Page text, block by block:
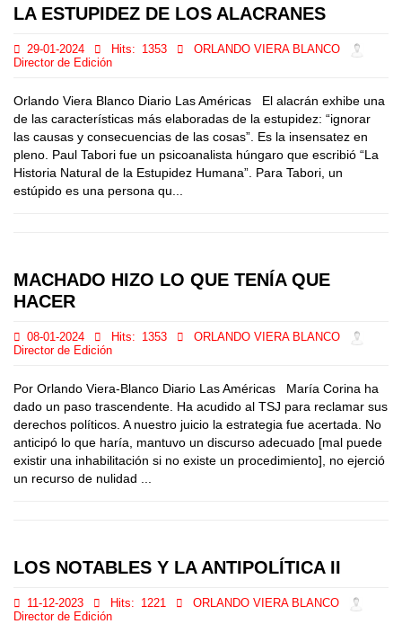
LA ESTUPIDEZ DE LOS ALACRANES
29-01-2024 Hits: 1353
ORLANDO VIERA BLANCO
Director de Edición
Orlando Viera Blanco Diario Las Américas El alacrán exhibe una
de las características más elaboradas de la estupidez: “ignorar
las causas y consecuencias de las cosas”. Es la insensatez en
pleno. Paul Tabori fue un psicoanalista húngaro que escribió “La
Historia Natural de la Estupidez Humana”. Para Tabori, un
estúpido es una persona qu...
MACHADO HIZO LO QUE TENÍA QUE
HACER
08-01-2024 Hits: 1353
ORLANDO VIERA BLANCO
Director de Edición
Por Orlando Viera-Blanco Diario Las Américas María Corina ha
dado un paso trascendente. Ha acudido al TSJ para reclamar sus
derechos políticos. A nuestro juicio la estrategia fue acertada. No
anticipó lo que haría, mantuvo un discurso adecuado [mal puede
existir una inhabilitación si no existe un procedimiento], no ejerció
un recurso de nulidad ...
LOS NOTABLES Y LA ANTIPOLÍTICA II
11-12-2023 Hits: 1221
ORLANDO VIERA BLANCO
Director de Edición